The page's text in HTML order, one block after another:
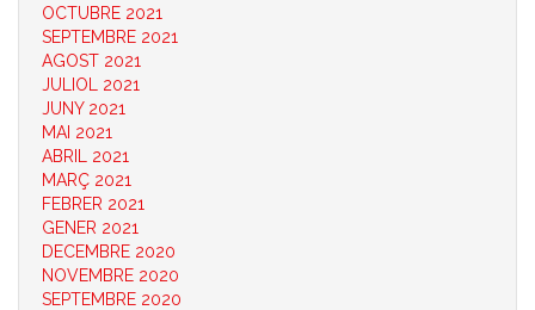
OCTUBRE 2021
SEPTEMBRE 2021
AGOST 2021
JULIOL 2021
JUNY 2021
MAI 2021
ABRIL 2021
MARÇ 2021
FEBRER 2021
GENER 2021
DECEMBRE 2020
NOVEMBRE 2020
SEPTEMBRE 2020